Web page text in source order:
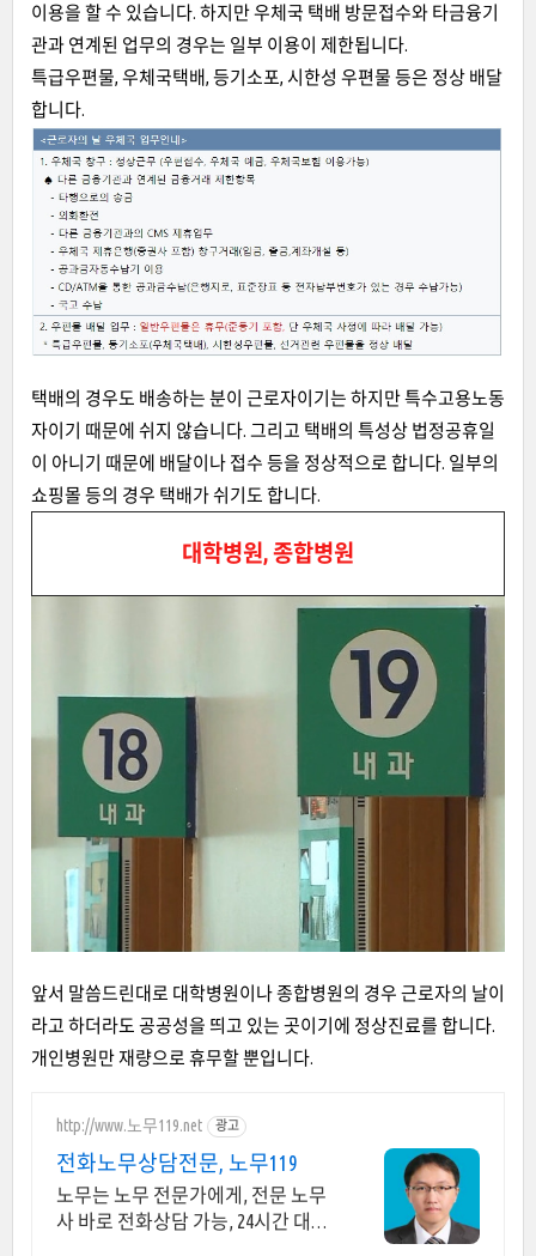
이용을 할 수 있습니다. 하지만 우체국 택배 방문접수와 타금융기
관과 연계된 업무의 경우는 일부 이용이 제한됩니다.
특급우편물, 우체국택배, 등기소포, 시한성 우편물 등은 정상 배달
합니다.
택배의 경우도 배송하는 분이 근로자이기는 하지만 특수고용노동
자이기 때문에 쉬지 않습니다. 그리고 택배의 특성상 법정공휴일
이 아니기 때문에 배달이나 접수 등을 정상적으로 합니다. 일부의
쇼핑몰 등의 경우 택배가 쉬기도 합니다.
대학병원, 종합병원
앞서 말씀드린대로 대학병원이나 종합병원의 경우 근로자의 날이
라고 하더라도 공공성을 띄고 있는 곳이기에 정상진료를 합니다.
개인병원만 재량으로 휴무할 뿐입니다.
http://www.노무119.net 광고
전화노무상담전문, 노무119
노무는 노무 전문가에게, 전문 노무
사 바로 전화상담 가능, 24시간 대기